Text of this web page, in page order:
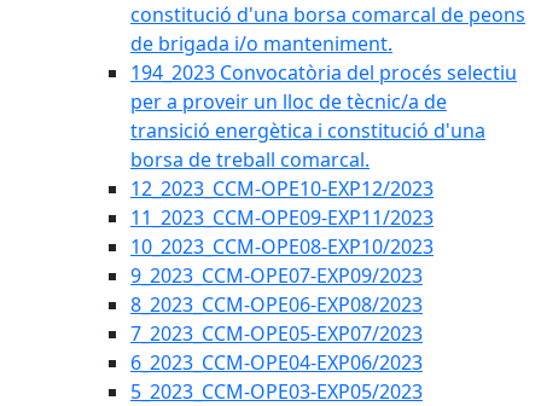
constitució d'una borsa comarcal de peons
de brigada i/o manteniment.
194_2023 Convocatòria del procés selectiu
per a proveir un lloc de tècnic/a de
transició energètica i constitució d'una
borsa de treball comarcal.
12_2023_CCM-OPE10-EXP12/2023
11_2023_CCM-OPE09-EXP11/2023
10_2023_CCM-OPE08-EXP10/2023
9_2023_CCM-OPE07-EXP09/2023
8_2023_CCM-OPE06-EXP08/2023
7_2023_CCM-OPE05-EXP07/2023
6_2023_CCM-OPE04-EXP06/2023
5_2023_CCM-OPE03-EXP05/2023